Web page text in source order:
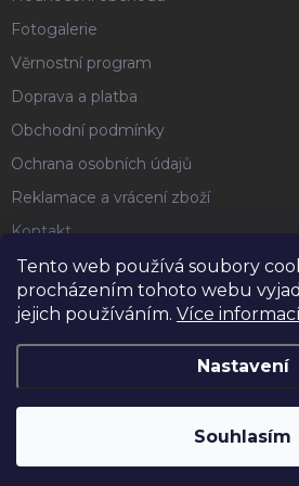
Tento web používá soubory
procházením tohoto webu
jejich používáním. Více
Nastavení
Souhlasím
Fotogalerie
Věrnostní program
Doprava a platba
Obchodní podmínky
Ochrana osobních údajů
Reklamace a vrácení zboží
Kontakt
FACEBOOK
Horse4u .